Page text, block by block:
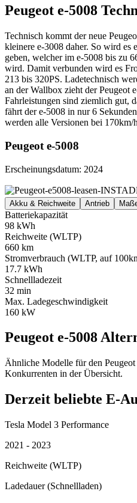
Peugeot e-5008
Technisch kommt der neue
kleinere e-3008 daher. So wird
geben, welcher im e-5008 bis zu
wird. Damit verbunden wird es
213 bis 320PS. Ladetechnisch
an der Wallbox zieht der Peugeot
Fahrleistungen sind ziemlich gut,
fährt der e-5008 in nur 6
werden alle Versionen bei 170km/
Peugeot e-5008
Erscheinungsdatum: 2024
Akku & Reichweite
Antrieb
Batteriekapazität
98 kWh
Reichweite (WLTP)
660 km
Stromverbrauch (WLTP, auf
17.7 kWh
Schnellladezeit
32 min
Max. Ladegeschwindigkeit
160 kW
Peugeot e-5008
Ähnliche Modelle für den
Konkurrenten in der Übersicht.
Derzeit beliebte E-
Tesla Model 3 Performance
2021 - 2023
Reichweite (WLTP)
Ladedauer (Schnellladen)